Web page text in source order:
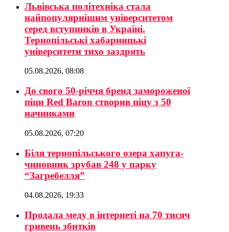
Львівська політехніка стала
найпопулярнішим університетом
серед вступників в Україні.
Тернопільські хабарницькі
університети тихо заздрять
05.08.2026, 08:08
До свого 50-річчя бренд замороженої
піци Red Baron створив піцу з 50
начинками
05.08.2026, 07:20
Біля тернопільського озера хапуга-
чиновник зрубав 248 у парку
“Загребелля”
04.08.2026, 19:33
Продала меду в інтернеті на 70 тисяч
гривень збитків